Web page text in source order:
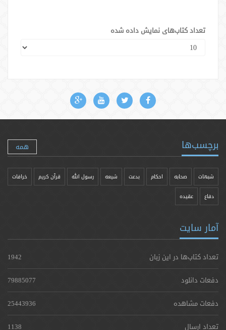
تعداد کتاب‌های نمایش داده شده
برچسب‌ها همه
شبهات صحابه احکام بدعت شیعه رسول الله قرآن کریم خرافات
دفاع عقیده
آمار سایت
تعداد کتاب‌ها در این زبان
1942
دفعات دانلود
79885077
دفعات مشاهده
25443936
تعداد ارسال
1138